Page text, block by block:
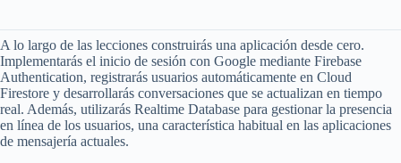
A lo largo de las lecciones construirás una aplicación desde cero.
Implementarás el inicio de sesión con Google mediante Firebase
Authentication, registrarás usuarios automáticamente en Cloud
Firestore y desarrollarás conversaciones que se actualizan en tiempo
real. Además, utilizarás Realtime Database para gestionar la presencia
en línea de los usuarios, una característica habitual en las aplicaciones
de mensajería actuales.